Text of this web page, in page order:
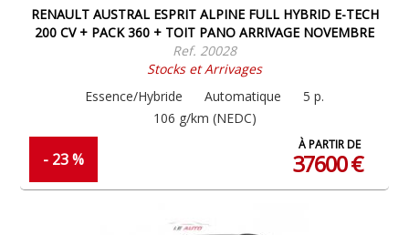
RENAULT AUSTRAL ESPRIT ALPINE FULL HYBRID E-TECH
200 CV + PACK 360 + TOIT PANO ARRIVAGE NOVEMBRE
Ref. 20028
Stocks et Arrivages
Essence/Hybride
Automatique
5 p.
106 g/km (NEDC)
- 23 %
À PARTIR DE
37600 €